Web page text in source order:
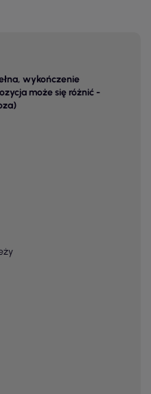
wykończenie
może się różnić -